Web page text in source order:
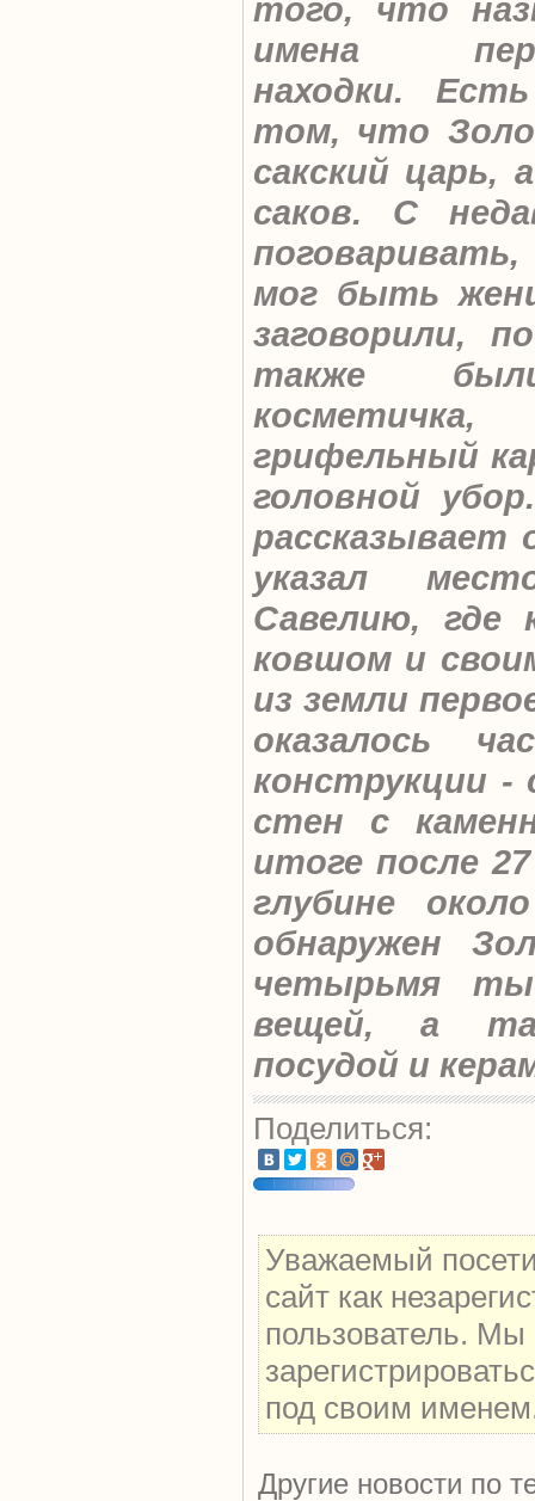
того, что
имена
находки.
том, что
сакский царь,
саков. С
мог быть
заговорили,
также
грифельный
головной
указал
Савелию, где
ковшом и
из земли
оказалось
конструкции -
стен с
итоге после
глубине
обнаружен
четырьмя
вещей, а
посудой и
Поделиться:
Уважаемый
сайт как
пользователь.
под своим
Другие новости по